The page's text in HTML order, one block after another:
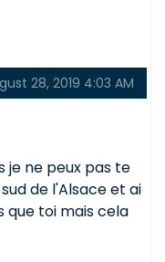
28, 2019 4:03 AM
je ne peux pas te
de l'Alsace et ai
que toi mais cela